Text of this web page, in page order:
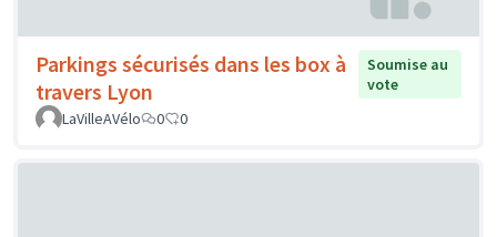
Parkings sécurisés dans les box à
travers Lyon
Soumise au
vote
LaVilleAVélo
0 0